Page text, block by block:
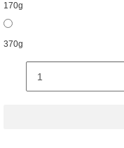
170g
370g